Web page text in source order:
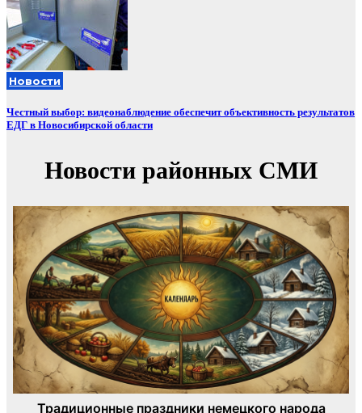
Новости
Честный выбор: видеонаблюдение обеспечит объективность результатов
ЕДГ в Новосибирской области